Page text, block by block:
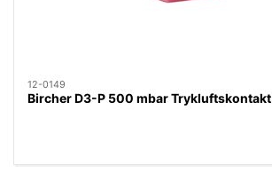
12-0149
Bircher D3-P 500 mbar Trykluftskontakt